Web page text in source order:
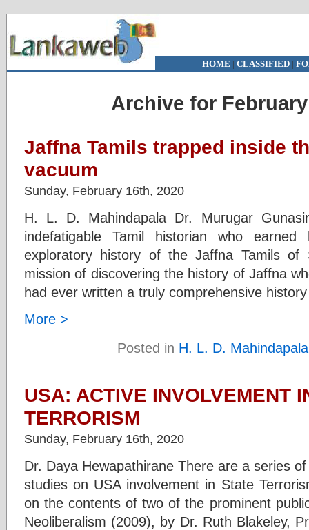
HOME | CLASSIFIED|
Archive for
Jaffna Tamils trapped inside
vacuum
Sunday, February 16th, 2020
H. L. D. Mahindapala Dr. Murugar
indefatigable Tamil historian who
exploratory history of the Jaffna Tamils of
mission of discovering the history of Jaffna
had ever written a truly comprehensive
More >
Posted in H. L. D. Mahindapala
USA: ACTIVE INVOLVEMENT
TERRORISM
Sunday, February 16th, 2020
Dr. Daya Hewapathirane There are a series
studies on USA involvement in State
on the contents of two of the prominent
Neoliberalism (2009), by Dr. Ruth Blakeley,